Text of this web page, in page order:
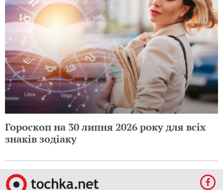
Гороскоп на 30 липня 2026 року для всіх
знаків зодіаку